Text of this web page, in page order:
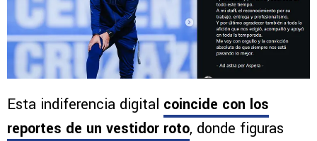
Esta indiferencia digital coincide con los
reportes de un vestidor roto, donde figuras